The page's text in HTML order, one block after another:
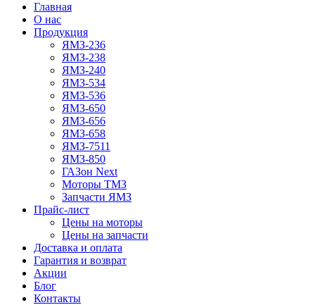
Главная
О нас
Продукция
ЯМЗ-236
ЯМЗ-238
ЯМЗ-240
ЯМЗ-534
ЯМЗ-536
ЯМЗ-650
ЯМЗ-656
ЯМЗ-658
ЯМЗ-7511
ЯМЗ-850
ГАЗон Next
Моторы ТМЗ
Запчасти ЯМЗ
Прайс-лист
Цены на моторы
Цены на запчасти
Доставка и оплата
Гарантия и возврат
Акции
Блог
Контакты